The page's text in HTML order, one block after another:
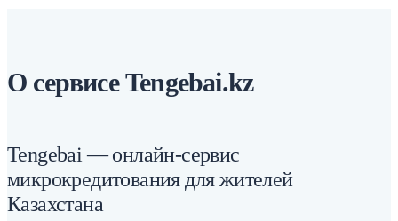
О сервисе Tengebai.kz
Tengebai — онлайн-сервис
микрокредитования для жителей
Казахстана